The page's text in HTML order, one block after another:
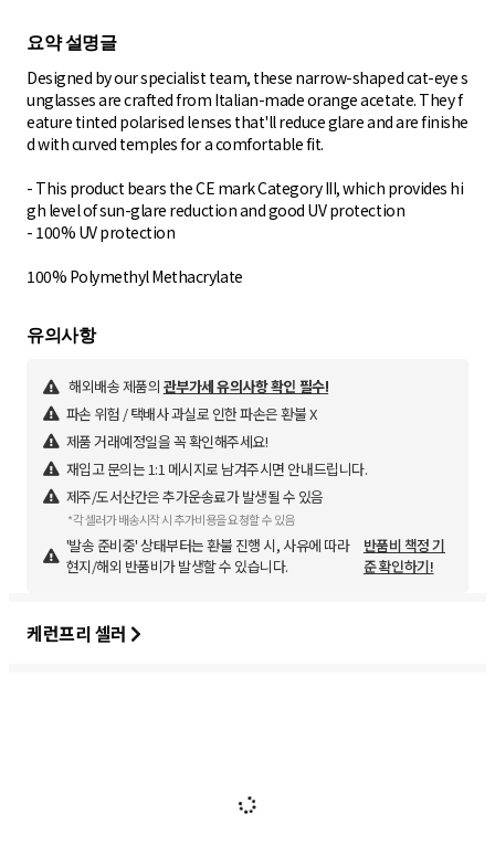
요약 설명글
Designed by our specialist team, these narrow-shaped cat-eye s
unglasses are crafted from Italian-made orange acetate. They f
eature tinted polarised lenses that'll reduce glare and are finishe
d with curved temples for a comfortable fit.
- This product bears the CE mark Category III, which provides hi
gh level of sun-glare reduction and good UV protection
- 100% UV protection
100% Polymethyl Methacrylate
유의사항
해외배송 제품의 관부가세 유의사항 확인 필수!
파손 위험 / 택배사 과실로 인한 파손은 환불 X
제품 거래예정일을 꼭 확인해주세요!
재입고 문의는 1:1 메시지로 남겨주시면 안내드립니다.
제주/도서산간은 추가운송료가 발생될 수 있음
*각 셀러가 배송시작 시 추가비용을 요청할 수 있음
'발송 준비중' 상태부터는 환불 진행 시, 사유에 따라
현지/해외 반품비가 발생할 수 있습니다.
반품비 책정 기
준 확인하기!
케런프리 셀러